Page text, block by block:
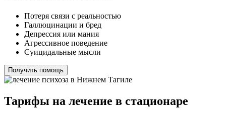
Потеря связи с реальностью
Галлюцинации и бред
Депрессия или мания
Агрессивное поведение
Суицидальные мысли
Получить помощь
Тарифы на лечение в стационаре